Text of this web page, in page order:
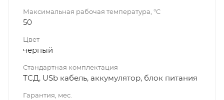
Максимальная рабочая температура, °C
50
Цвет
черный
Стандартная комплектация
ТСД, USb кабель, аккумулятор, блок питания
Гарантия, мес.